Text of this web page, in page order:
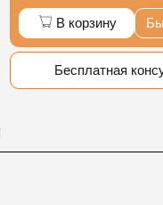
В корзину
Бесплатная